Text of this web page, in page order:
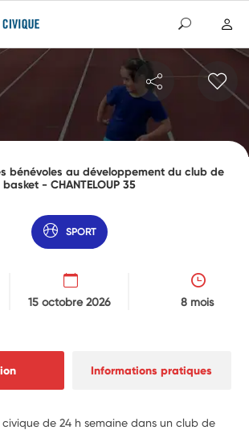
bénévoles au développement du club de
basket - CHANTELOUP 35
SPORT
15 octobre 2026 8 mois
Informations pratiques
civique de 24 h semaine dans un club de